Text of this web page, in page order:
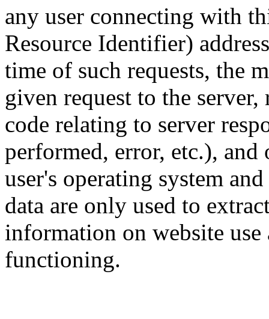
any user connecting with
Resource Identifier)
time of such requests, the
given request to the
code relating to server
performed, error, etc.), and
user's operating system
data are only used to
information on website
functioning.